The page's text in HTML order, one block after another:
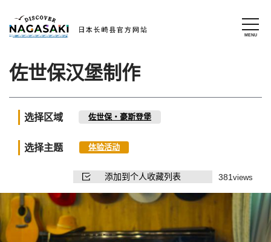
佐世保汉堡制作
选择区域 佐世保・豪斯登堡
选择主题 体验活动
添加到个人收藏列表 381 views